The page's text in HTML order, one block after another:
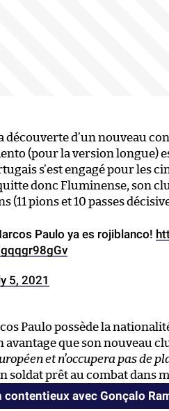
découverte d’un nouveau
(pour la version longue)
s’est engagé pour les
donc Fluminense, son
(11 pions et 10 passes
Paulo ya es rojiblanco!
5, 2021
Paulo possède la
que son nouveau
et n’occupera pas de
soldat prêt au combat dans
contentieux avec Gonçalo